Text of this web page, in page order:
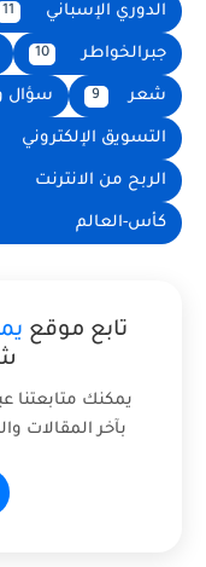
الدوري الإسباني
جبرالخواطر
شعر سؤال
التسويق الإلكتروني
الربح من الانترنت
كأس-العالم
تابع موقع
يمكنك متابعتنا عبر
بآخر المقالات